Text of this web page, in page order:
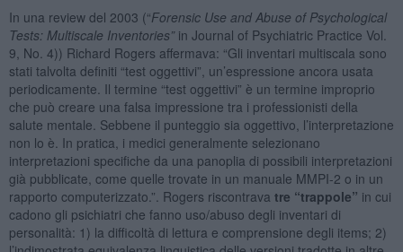
In una review del 2003 (“Forensic Use and Abuse of Psychological
Tests: Multiscale Inventories”in Journal of Psychiatric Practice Vol.
9, No. 4)) Richard Rogers affermava: “Gli inventari multiscala sono
stati talvolta definiti “test oggettivi”, un’espressione ancora usata
periodicamente. Il termine “test oggettivi” è un termine improprio
che può creare una falsa impressione tra i professionisti della
salute mentale. Sebbene il punteggio sia oggettivo, l’interpretazione
non lo è. In pratica, i medici generalmente selezionano
interpretazioni specifiche da una panoplia di possibili interpretazioni
già pubblicate, come quelle trovate in un manuale MMPI-2 o in un
rapporto computerizzato.”. Rogers riscontrava tre “trappole” in cui
cadono gli psichiatri che fanno uso/abuso degli inventari di
personalità: 1) la difficoltà di lettura e comprensione degli items; 2)